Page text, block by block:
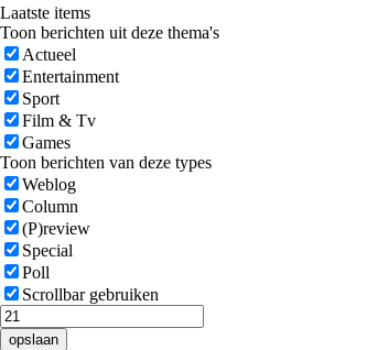
Laatste items
Toon berichten uit deze thema's
Actueel
Entertainment
Sport
Film & Tv
Games
Toon berichten van deze types
Weblog
Column
(P)review
Special
Poll
Scrollbar gebruiken
opslaan